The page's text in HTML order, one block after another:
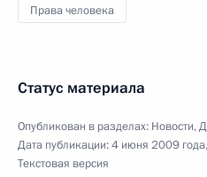
Права человека
Статус материала
Опубликован в разделах: Новости,
Дата публикации:4 июня 2009
Текстовая версия